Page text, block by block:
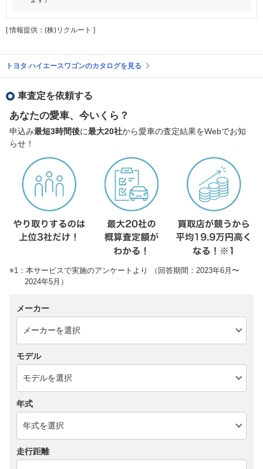
[ 情報提供：(株)リクルート ]
トヨタ ハイエースワゴンのカタログを見る
車査定を依頼する
あなたの愛車、今いくら？
申込み最短3時間後に最大20社から愛車の査定結果をWebでお知
らせ！
※1：本サービスで実施のアンケートより （回答期間：2023年6月〜
2024年5月）
メーカー
モデル
年式
走行距離